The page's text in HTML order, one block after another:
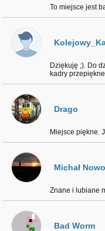
To miejsce jest
Dziękuję ;). Do
kadry
Drago
Miejsce piękne.
Michał
Znane i lubiane
Bad Worm